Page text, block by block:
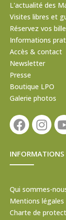
L'actualité des
Visites libres et
Réservez vos
Informations
Accès & contact
Newsletter
Presse
Boutique LPO
Galerie photos
INFORMATIONS
Qui sommes-
Mentions légales
Charte de